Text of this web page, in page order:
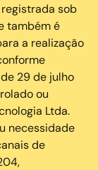
registrada sob
também é
a realização
29 de julho
ou
Ltda.
necessidade
de